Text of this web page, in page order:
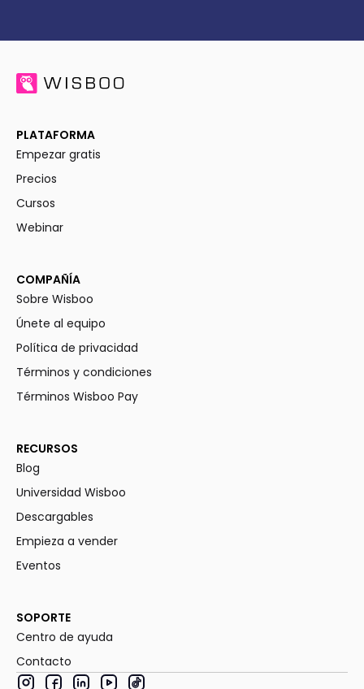
PLATAFORMA
Empezar gratis
Precios
Cursos
Webinar
COMPAÑÍA
Sobre Wisboo
Únete al equipo
Política de privacidad
Términos y condiciones
Términos Wisboo Pay
RECURSOS
Blog
Universidad Wisboo
Descargables
Empieza a vender
Eventos
SOPORTE
Centro de ayuda
Contacto